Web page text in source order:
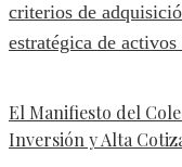
El Manifiesto del
Inversión y Alta